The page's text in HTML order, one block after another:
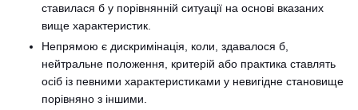
ставилася б у порівнянній ситуації на основі вказаних
вище характеристик.
Непрямою є дискримінація, коли, здавалося б,
нейтральне положення, критерій або практика ставлять
осіб із певними характеристиками у невигідне становище
порівняно з іншими.